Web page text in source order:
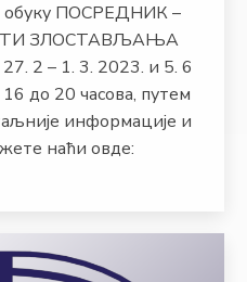
обуку ПОСРЕДНИК –
ЗЛОСТАВЉАЊА
2 – 1. 3. 2023. и 5. 6
до 20 часова, путем
информације и
наћи овде: